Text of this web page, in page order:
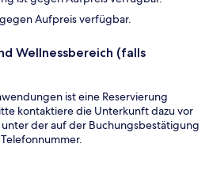
Aufpreis verfügbar.
Wellnessbereich (falls
ist eine Reservierung
kontaktiere die Unterkunft dazu vor
der auf der Buchungsbestätigung